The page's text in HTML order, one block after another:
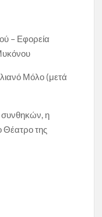
– Εφορεία
Μόλο (μετά
συνθηκών, η
Θέατρο της